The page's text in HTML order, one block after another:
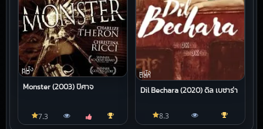
หนัง
HD
Monster (2003) ปีศาจ
7.3
หนัง
ตลก
Dil Bechara (2020) ดิล เบชาร่า
8.3